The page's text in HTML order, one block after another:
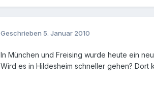
Geschrieben 5. Januar 2010
In München und Freising wurde heute ein
Wird es in Hildesheim schneller gehen?